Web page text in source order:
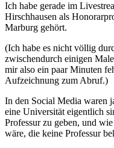
Ich habe gerade im
Hirschhausen als
Marburg gehört.
(Ich habe es nicht völlig
zwischendurch einigen
mir also ein paar Minuten
Aufzeichnung zum Abruf.)
In den Social Media waren
eine Universität eigentlich
Professur zu geben, und
wäre, die keine Professur